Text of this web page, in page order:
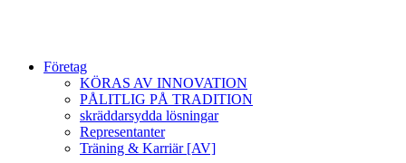
Företag
KÖRAS AV INNOVATION
PÅLITLIG PÅ TRADITION
skräddarsydda lösningar
Representanter
Träning & Karriär [AV]